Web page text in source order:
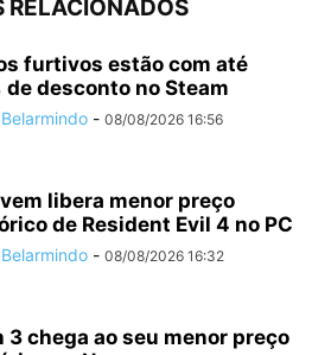
RELACIONADOS
furtivos estão com até
de desconto no Steam
- 08/08/2026 16:56
libera menor preço
de Resident Evil 4 no PC
- 08/08/2026 16:32
3 chega ao seu menor preço